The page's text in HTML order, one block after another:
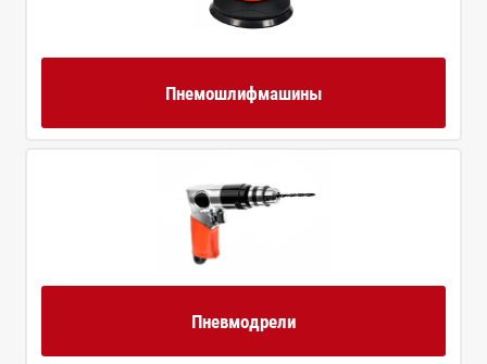
Пнемошлифмашины
Пневмодрели